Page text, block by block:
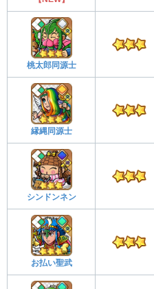
桃太郎同源士
縁縄同源士
シンドンネン
お払い聖武